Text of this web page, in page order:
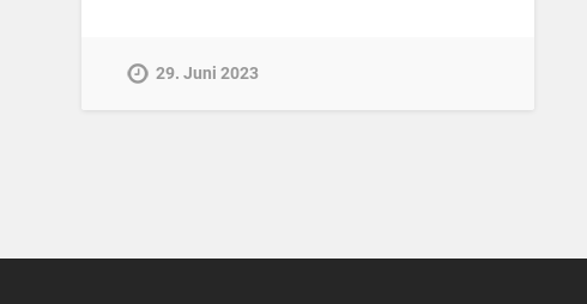
29. Juni 2023